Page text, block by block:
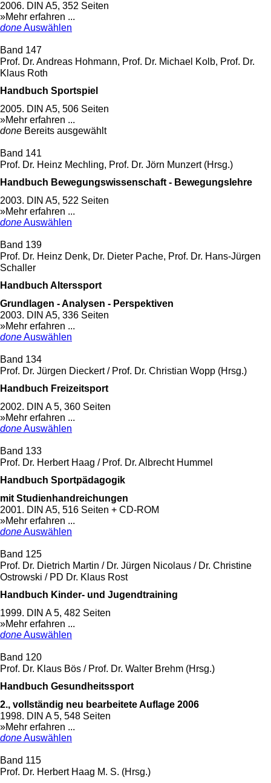
2006. DIN A5, 352 Seiten
»Mehr erfahren ...
doneAuswählen
Band 147
Prof. Dr. Andreas Hohmann, Prof. Dr. Michael Kolb, Prof. Dr.
Klaus Roth
Handbuch Sportspiel
2005. DIN A5, 506 Seiten
»Mehr erfahren ...
done Bereits ausgewählt
Band 141
Prof. Dr. Heinz Mechling, Prof. Dr. Jörn Munzert (Hrsg.)
Handbuch Bewegungswissenschaft - Bewegungslehre
2003. DIN A5, 522 Seiten
»Mehr erfahren ...
doneAuswählen
Band 139
Prof. Dr. Heinz Denk, Dr. Dieter Pache, Prof. Dr. Hans-Jürgen
Schaller
Handbuch Alterssport
Grundlagen - Analysen - Perspektiven
2003. DIN A5, 336 Seiten
»Mehr erfahren ...
doneAuswählen
Band 134
Prof. Dr. Jürgen Dieckert / Prof. Dr. Christian Wopp (Hrsg.)
Handbuch Freizeitsport
2002. DIN A 5, 360 Seiten
»Mehr erfahren ...
doneAuswählen
Band 133
Prof. Dr. Herbert Haag / Prof. Dr. Albrecht Hummel
Handbuch Sportpädagogik
mit Studienhandreichungen
2001. DIN A5, 516 Seiten + CD-ROM
»Mehr erfahren ...
doneAuswählen
Band 125
Prof. Dr. Dietrich Martin / Dr. Jürgen Nicolaus / Dr. Christine
Ostrowski / PD Dr. Klaus Rost
Handbuch Kinder- und Jugendtraining
1999. DIN A 5, 482 Seiten
»Mehr erfahren ...
doneAuswählen
Band 120
Prof. Dr. Klaus Bös / Prof. Dr. Walter Brehm (Hrsg.)
Handbuch Gesundheitssport
2., vollständig neu bearbeitete Auflage 2006
1998. DIN A 5, 548 Seiten
»Mehr erfahren ...
doneAuswählen
Band 115
Prof. Dr. Herbert Haag M. S. (Hrsg.)